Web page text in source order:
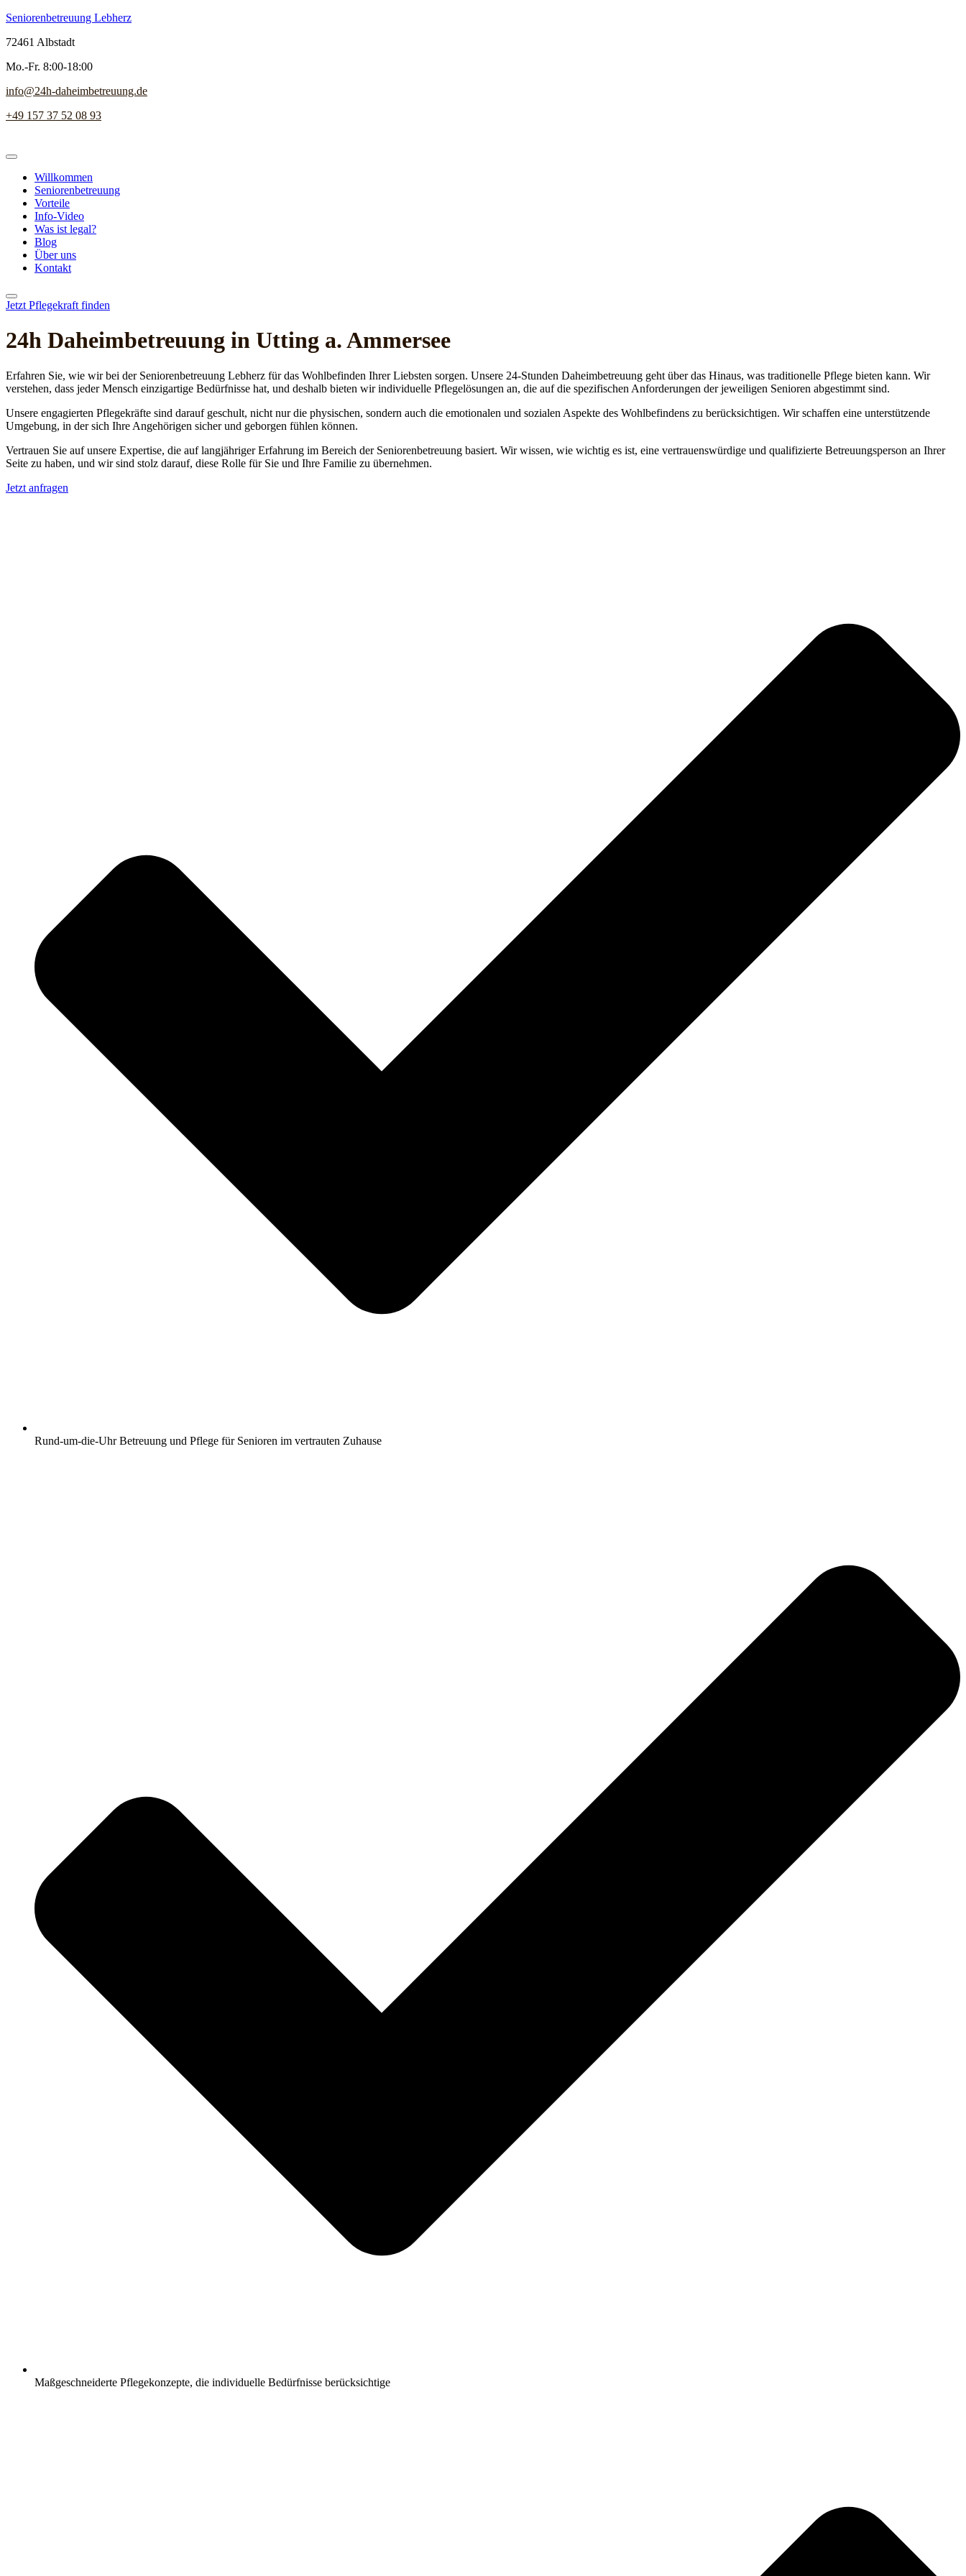
Seniorenbetreuung Lebherz
72461 Albstadt
Mo.-Fr. 8:00-18:00
info@24h-daheimbetreuung.de
+49 157 37 52 08 93
Willkommen
Seniorenbetreuung
Vorteile
Info-Video
Was ist legal?
Blog
Über uns
Kontakt
Jetzt Pflegekraft finden
24h Daheim­betreuung in Utting a. Ammersee
Erfahren Sie, wie wir bei der Seniorenbetreuung Lebherz für das Wohlbefinden Ihrer Liebsten sorgen. Unsere 24-Stunden Daheimbetreuung geht über das Hinaus, was traditionelle Pflege bieten kann. Wir
verstehen, dass jeder Mensch einzigartige Bedürfnisse hat, und deshalb bieten wir individuelle Pflegelösungen an, die auf die spezifischen Anforderungen der jeweiligen Senioren abgestimmt sind.
Unsere engagierten Pflegekräfte sind darauf geschult, nicht nur die physischen, sondern auch die emotionalen und sozialen Aspekte des Wohlbefindens zu berücksichtigen. Wir schaffen eine unterstützende
Umgebung, in der sich Ihre Angehörigen sicher und geborgen fühlen können.
Vertrauen Sie auf unsere Expertise, die auf langjähriger Erfahrung im Bereich der Seniorenbetreuung basiert. Wir wissen, wie wichtig es ist, eine vertrauenswürdige und qualifizierte Betreuungsperson an Ihrer
Seite zu haben, und wir sind stolz darauf, diese Rolle für Sie und Ihre Familie zu übernehmen.
Jetzt anfragen
Rund-um-die-Uhr Betreuung und Pflege für Senioren im vertrauten Zuhause
Maßgeschneiderte Pflegekonzepte, die individuelle Bedürfnisse berücksichtige